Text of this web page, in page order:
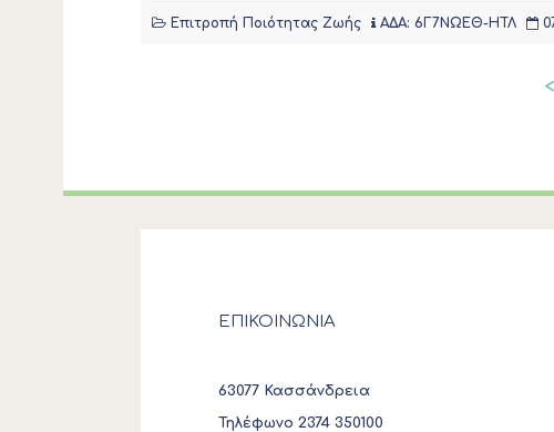
Επιτροπή Ποιότητας Ζωής ΑΔΑ: 6Γ7ΝΩΕΘ-ΗΤΛ
<
ΕΠΙΚΟΙΝΩΝΙΑ
63077 Κασσάνδρεια
Τηλέφωνο 2374 350100